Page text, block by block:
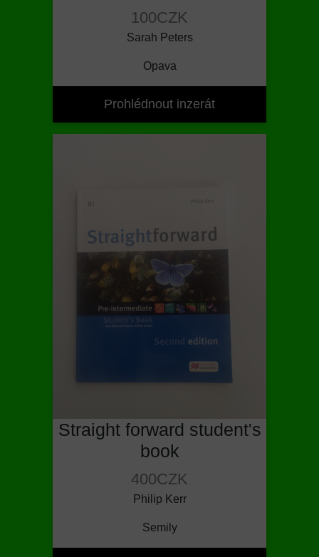
100CZK
Sarah Peters
Opava
Prohlédnout inzerát
Straight forward student's
book
400CZK
Philip Kerr
Semily